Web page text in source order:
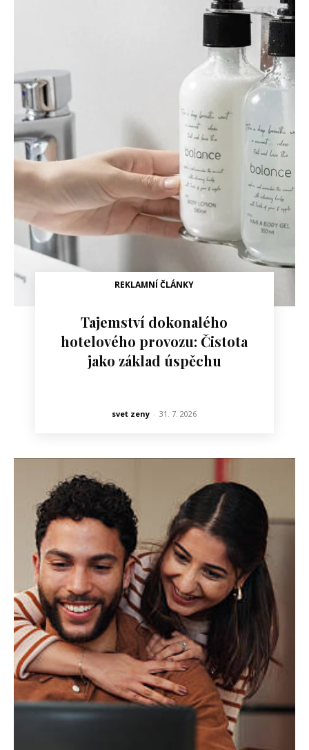
REKLAMNÍ ČLÁNKY
Tajemství dokonalého
hotelového provozu: Čistota
jako základ úspěchu
svet zeny - 31. 7. 2026